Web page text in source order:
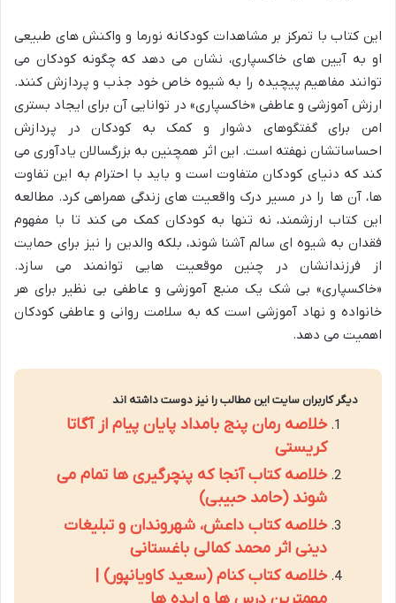
این کتاب با تمرکز بر مشاهدات کودکانه نورما و واکنش های طبیعی
او به آیین های خاکسپاری، نشان می دهد که چگونه کودکان می
توانند مفاهیم پیچیده را به شیوه خاص خود جذب و پردازش کنند.
ارزش آموزشی و عاطفی «خاکسپاری» در توانایی آن برای ایجاد بستری
امن برای گفتگوهای دشوار و کمک به کودکان در پردازش
احساساتشان نهفته است. این اثر همچنین به بزرگسالان یادآوری می
کند که دنیای کودکان متفاوت است و باید با احترام به این تفاوت
ها، آن ها را در مسیر درک واقعیت های زندگی همراهی کرد. مطالعه
این کتاب ارزشمند، نه تنها به کودکان کمک می کند تا با مفهوم
فقدان به شیوه ای سالم آشنا شوند، بلکه والدین را نیز برای حمایت
از فرزندانشان در چنین موقعیت هایی توانمند می سازد.
«خاکسپاری» بی شک یک منبع آموزشی و عاطفی بی نظیر برای هر
خانواده و نهاد آموزشی است که به سلامت روانی و عاطفی کودکان
اهمیت می دهد.
دیگر کاربران سایت این مطالب را نیز دوست داشته اند
خلاصه رمان پنج بامداد پایان پیام از آگاتا
کریستی
خلاصه کتاب آنجا که پنچرگیری ها تمام می
شوند (حامد حبیبی)
خلاصه کتاب داعش، شهروندان و تبلیغات
دینی اثر محمد کمالی باغستانی
خلاصه کتاب کنام (سعید کاویانپور) |